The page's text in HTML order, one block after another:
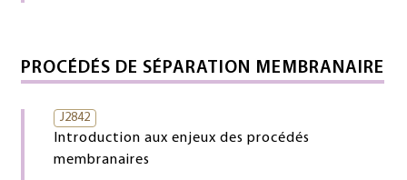
PROCÉDÉS DE SÉPARATION MEMBRANAIRE
J2842
Introduction aux enjeux des procédés
membranaires